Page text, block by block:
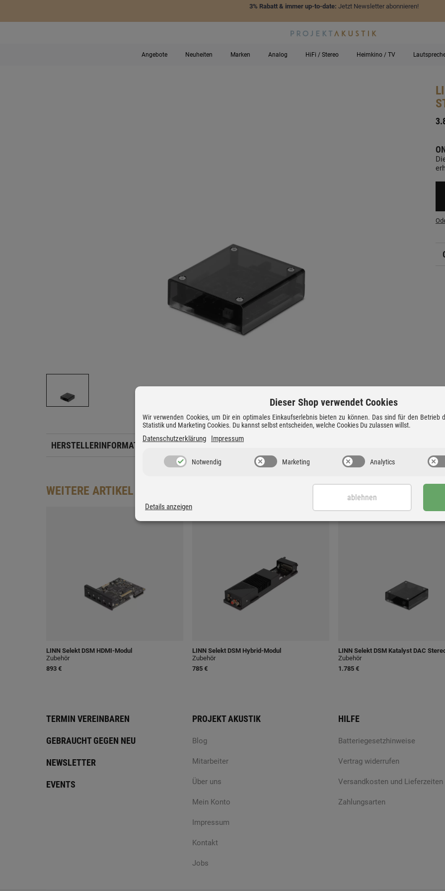
3% Rabatt & immer up-to-date: Jetzt Newsletter abonnieren!
Angebote Neuheiten Marken Analog HiFi / Stereo Heimkino / TV
HERSTELLERINFORMATIONEN
WEITERE ARTIKEL AUS DIESER SERIE
LINN Selekt DSM HDMI-Modul
Zubehör
893 €
LINN Selekt DSM Hybrid-Modul
Zubehör
785 €
LINN Selekt DSM Katalyst DAC
Zubehör
1.785 €
TERMIN VEREINBAREN
GEBRAUCHT GEGEN NEU
NEWSLETTER
EVENTS
PROJEKT AKUSTIK
Blog
Mitarbeiter
Über uns
Mein Konto
Impressum
Kontakt
Jobs
HILFE
Batteriegesetzhinweise
Vertrag widerrufen
Versandkosten und Lieferzeiten
Zahlungsarten
Dieser Shop verwendet Cookies
Wir verwenden Cookies, um Dir ein optimales Einkaufserlebnis bieten zu können. Das sind für den Betrieb
Statistik und Marketing Cookies. Du kannst selbst entscheiden, welche Cookies Du zulassen willst.
Datenschutzerklärung Impressum
Notwendig Marketing Analytics
Details anzeigen
ablehnen